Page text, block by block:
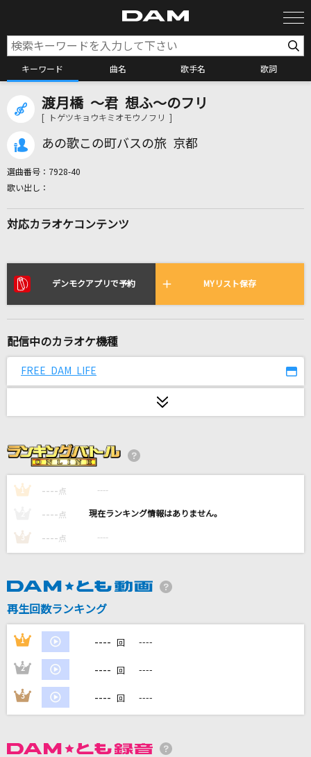
キーワード 曲名 歌手名 歌詞
カラオケ検索
リアルタイムで歌われている曲の一覧
ルル
Ado
テレパシー
M!LK
未完成
家入レオ
夏夜のマジック
indigo la End
Good Life
[生音]ミッシングリンク
NOVELS
[生音]家路
岩崎宏美(益田宏美)
渡月橋 ～君 想ふ～のフリ
[ トゲツキョウキミオモウノフリ ]
あの歌この町バスの旅 京都
選曲番号： 7928-40
対応カラオケコンテンツ
デンモクアプリで予約 MYリスト保存
配信中のカラオケ機種
FREE DAM LIFE
1 ---- 点 ----
---- 点 ----
3 ---- 点 ----
再生回数ランキング
1 ---- 回 ----
2 ---- 回 ----
3 ---- 回 ----